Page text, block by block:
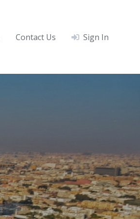
Contact Us Sign In